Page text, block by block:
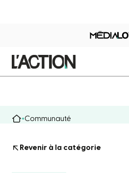
Communauté
Revenir à la catégorie